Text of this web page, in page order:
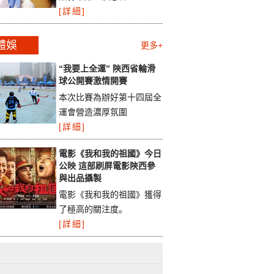
[詳細]
娛 更多+
“我要上全運” 陝西省輪滑
球公開賽激情開賽
本次比賽為辦好第十四屆全
運會營造濃厚氛圍
[詳細]
電影《我和我的祖國》今日
公映 這部刷屏電影陝西參
與出品攝製
電影《我和我的祖國》獲得
了極高的關注度。
[詳細]